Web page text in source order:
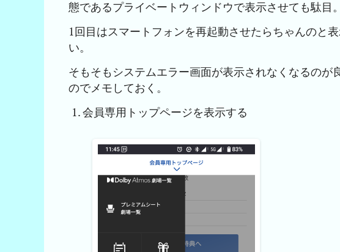
態であるプライベートウィンドウで表示させても駄目。
1回目はスマートフォンを再起動させたらちゃんのと
い。
そもそもシステムエラー画面が表示されなくなるのが
のでメモしておく。
会員専用トップページを表示する